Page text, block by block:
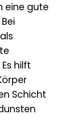
eine gute
hilft
Schicht